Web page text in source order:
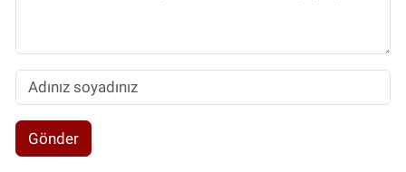
Gönder